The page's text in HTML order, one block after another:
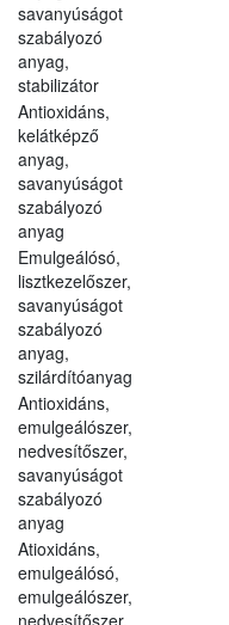
savanyúságot
szabályozó
anyag,
stabilizátor
Antioxidáns,
kelátképző
anyag,
savanyúságot
szabályozó
anyag
Emulgeálósó,
lisztkezelőszer,
savanyúságot
szabályozó
anyag,
szilárdítóanyag
Antioxidáns,
emulgeálószer,
nedvesítőszer,
savanyúságot
szabályozó
anyag
Atioxidáns,
emulgeálósó,
emulgeálószer,
nedvesítőszer,